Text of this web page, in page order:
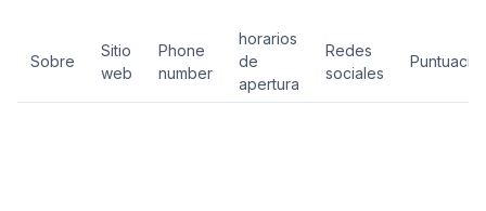
Sobre
Sitio
web
Phone
number
horarios
de
apertura
Redes
sociales